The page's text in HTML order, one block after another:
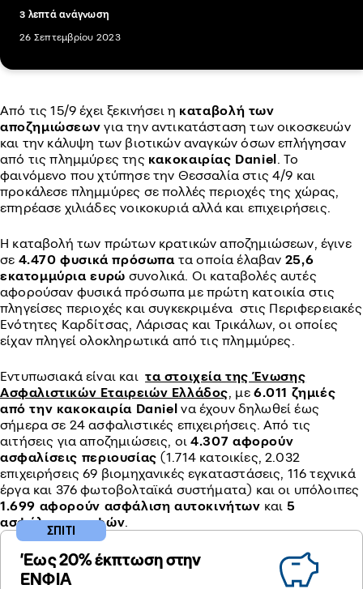
3 λεπτά ανάγνωση
26 Σεπτεμβρίου 2023
Από τις 15/9 έχει ξεκινήσει η καταβολή των
αποζημιώσεων για την αντικατάσταση των οικοσκευών
και την κάλυψη των βιοτικών αναγκών όσων επλήγησαν
από τις πλημμύρες της κακοκαιρίας Daniel. Το
φαινόμενο που χτύπησε την Θεσσαλία στις 4/9 και
προκάλεσε πλημμύρες σε πολλές περιοχές της χώρας,
επηρέασε χιλιάδες νοικοκυριά αλλά και επιχειρήσεις.
Η καταβολή των πρώτων κρατικών αποζημιώσεων, έγινε
σε 4.470 φυσικά πρόσωπατα οποία έλαβαν 25,6
εκατομμύρια ευρώ συνολικά. Οι καταβολές αυτές
αφορούσαν φυσικά πρόσωπα με πρώτη κατοικία στις
πληγείσες περιοχές και συγκεκριμένα στις Περιφερειακές
Ενότητες Καρδίτσας, Λάρισας και Τρικάλων, οι οποίες
είχαν πληγεί ολοκληρωτικά από τις πλημμύρες.
Εντυπωσιακά είναι καιτα στοιχεία της Ένωσης
Ασφαλιστικών Εταιρειών Ελλάδος, με 6.011 ζημιές
από την κακοκαιρία Daniel να έχουν δηλωθεί έως
σήμερα σε 24 ασφαλιστικές επιχειρήσεις. Από τις
αιτήσεις για αποζημιώσεις, οι4.307 αφορούν
ασφαλίσεις περιουσίας (1.714 κατοικίες, 2.032
επιχειρήσεις 69 βιομηχανικές εγκαταστάσεις, 116 τεχνικά
έργα και 376 φωτοβολταϊκά συστήματα) και οι υπόλοιπες
1.699 αφορούν ασφάλιση αυτοκινήτων και 5
ασφάλιση σκαφών.
'Εως 20% έκπτωση στην
ΕΝΦΙΑ
ΣΠΙΤΙ